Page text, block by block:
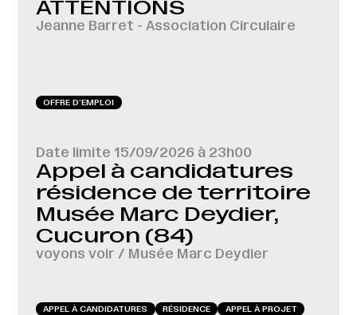
ATTENTIONS
Jeanne Barret - Association Circulaire
OFFRE D‘EMPLOI
Date limite 15/09/2026 à 23h00
Appel à candidatures
résidence de territoire
Musée Marc Deydier,
Cucuron (84)
voyons voir / Musée Marc Deydier
APPEL À CANDIDATURES RÉSIDENCE APPEL À PROJET